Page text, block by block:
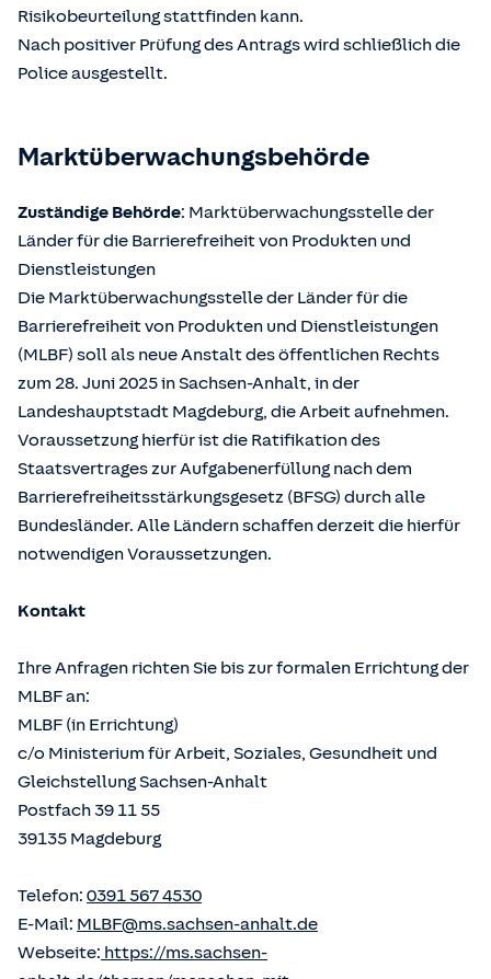
Risikobeurteilung stattfinden kann.
Nach positiver Prüfung des Antrags wird schließlich die
Police ausgestellt.
Marktüberwachungsbehörde
Zuständige Behörde: Marktüberwachungsstelle der
Länder für die Barrierefreiheit von Produkten und
Dienstleistungen
Die Marktüberwachungsstelle der Länder für die
Barrierefreiheit von Produkten und Dienstleistungen
(MLBF) soll als neue Anstalt des öffentlichen Rechts
zum 28. Juni 2025 in Sachsen-Anhalt, in der
Landeshauptstadt Magdeburg, die Arbeit aufnehmen.
Voraussetzung hierfür ist die Ratifikation des
Staatsvertrages zur Aufgabenerfüllung nach dem
Barrierefreiheitsstärkungsgesetz (BFSG) durch alle
Bundesländer. Alle Ländern schaffen derzeit die hierfür
notwendigen Voraussetzungen.
Kontakt
Ihre Anfragen richten Sie bis zur formalen Errichtung der
MLBF an:
MLBF (in Errichtung)
c/o Ministerium für Arbeit, Soziales, Gesundheit und
Gleichstellung Sachsen-Anhalt
Postfach 39 11 55
39135 Magdeburg
Telefon: 0391 567 4530
E-Mail: MLBF@ms.sachsen-anhalt.de
Webseite: https://ms.sachsen-